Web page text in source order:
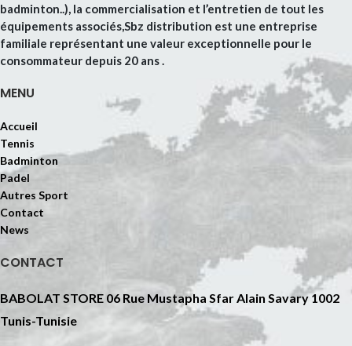
badminton..), la commercialisation et l’entretien de tout les
équipements associés,Sbz distribution est une entreprise
familiale représentant une valeur exceptionnelle pour le
consommateur depuis 20 ans .
MENU
Accueil
Tennis
Badminton
Padel
Autres Sport
Contact
News
CONTACT
BABOLAT STORE 06 Rue Mustapha Sfar Alain Savary 1002
Tunis-Tunisie